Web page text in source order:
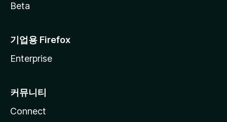
Beta
기업용 Firefox
Enterprise
커뮤니티
Connect